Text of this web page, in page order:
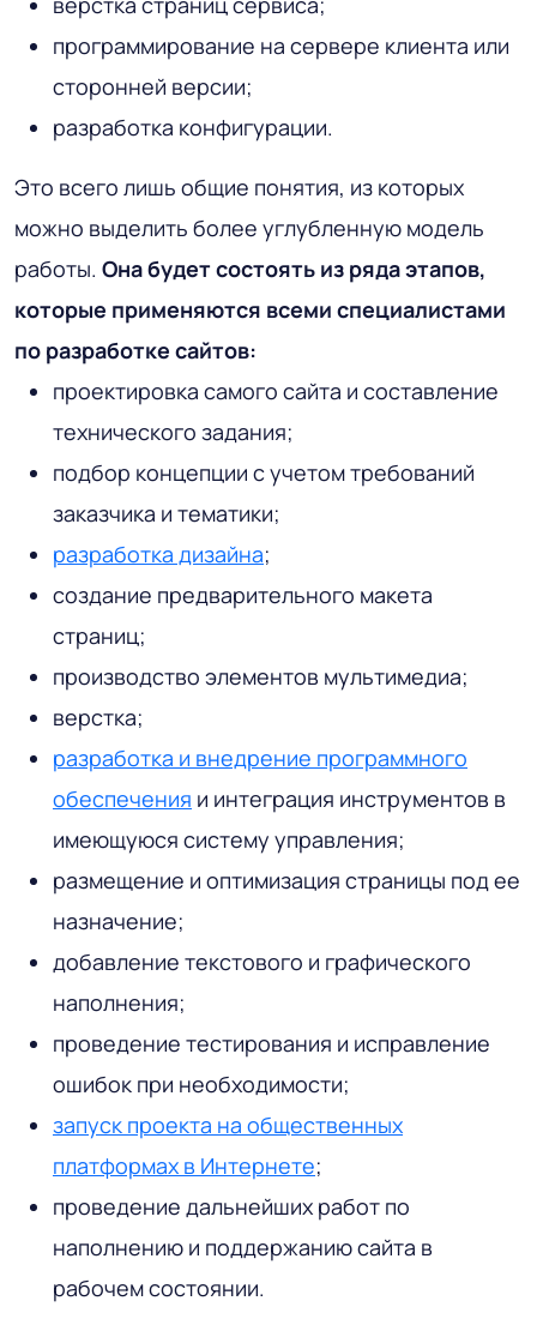
программирование на сервере клиента или
сторонней версии;
разработка конфигурации.
Это всего лишь общие понятия, из которых
можно выделить более углубленную модель
работы. Она будет состоять из ряда этапов,
которые применяются всеми специалистами
по разработке сайтов:
проектировка самого сайта и составление
технического задания;
подбор концепции с учетом требований
заказчика и тематики;
разработка дизайна;
создание предварительного макета
страниц;
производство элементов мультимедиа;
верстка;
разработка и внедрение программного
обеспечения и интеграция инструментов в
имеющуюся систему управления;
размещение и оптимизация страницы под ее
назначение;
добавление текстового и графического
наполнения;
проведение тестирования и исправление
ошибок при необходимости;
запуск проекта на общественных
платформах в Интернете;
проведение дальнейших работ по
наполнению и поддержанию сайта в
рабочем состоянии.